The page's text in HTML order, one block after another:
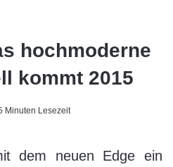
hochmoderne
kommt 2015
Minuten Lesezeit
dem neuen Edge ein